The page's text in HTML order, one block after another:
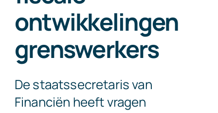
ontwikkelingen
grenswerkers
De staatssecretaris van
Financiën heeft vragen